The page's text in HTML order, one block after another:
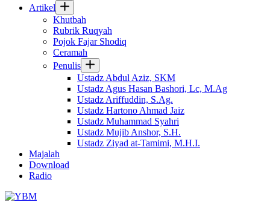
Artikel
Khutbah
Rubrik Ruqyah
Pojok Fajar Shodiq
Ceramah
Penulis
Ustadz Abdul Aziz, SKM
Ustadz Agus Hasan Bashori, Lc, M.Ag
Ustadz Ariffuddin, S.Ag.
Ustadz Hartono Ahmad Jaiz
Ustadz Muhammad Syahri
Ustadz Mujib Anshor, S.H.
Ustadz Ziyad at-Tamimi, M.H.I.
Majalah
Download
Radio